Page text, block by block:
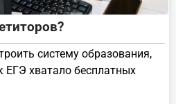
систему образования,
ЕГЭ хватало бесплатных